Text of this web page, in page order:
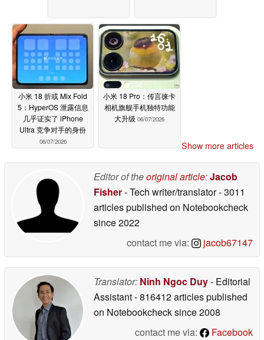
小米 18 折或 Mix Fold
5：HyperOS 泄露信息
几乎证实了 iPhone
Ultra 竞争对手的身份
06/07/2026
小米 18 Pro：传言徕卡
相机旗舰手机独特功能
大升级 06/07/2026
Show more articles
Editor of theoriginal article:Jacob
Fisher- Tech writer/translator- 3011
articles published on Notebookcheck
since 2022
contact me via:
jacob67147
Translator: Ninh Ngoc Duy- Editorial
Assistant- 816412 articles published
on Notebookchecksince 2008
contact me via:
Facebook